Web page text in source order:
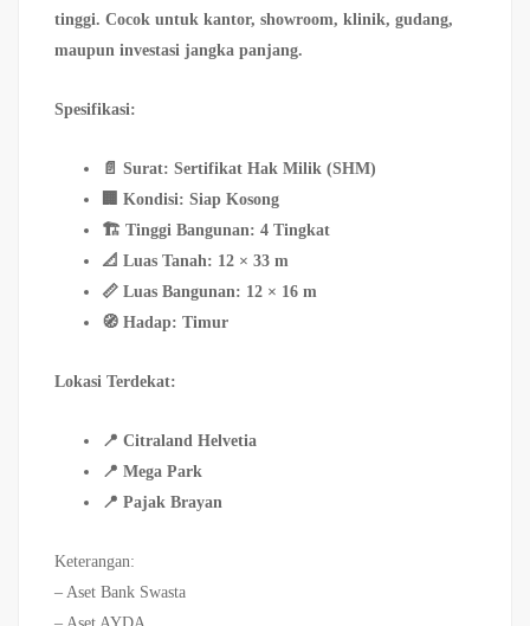
tinggi. Cocok untuk kantor, showroom, klinik, gudang,
maupun investasi jangka panjang.
Spesifikasi:
📄 Surat: Sertifikat Hak Milik (SHM)
🏢 Kondisi: Siap Kosong
🏗️ Tinggi Bangunan: 4 Tingkat
📐 Luas Tanah: 12 × 33 m
📏 Luas Bangunan: 12 × 16 m
🧭 Hadap: Timur
Lokasi Terdekat:
📍 Citraland Helvetia
📍 Mega Park
📍 Pajak Brayan
Keterangan:
– Aset Bank Swasta